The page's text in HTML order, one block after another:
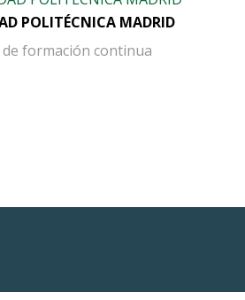
POLITÉCNICA MADRID
de formación continua